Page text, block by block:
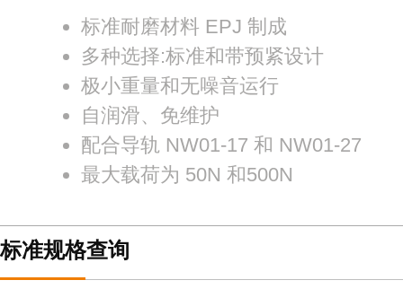
标准耐磨材料 EPJ 制成
多种选择:标准和带预紧设计
极小重量和无噪音运行
自润滑、免维护
配合导轨 NW01-17 和 NW01-27
最大载荷为 50N 和500N
标准规格查询